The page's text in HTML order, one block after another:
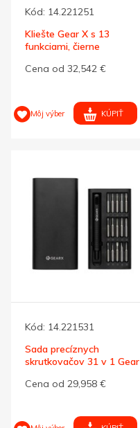
Kód: 14.221251
Kliešte Gear X s 13
funkciami, čierne
Cena od 32,542 €
Môj výber KÚPIŤ
Kód: 14.221531
Sada precíznych
skrutkovačov 31 v 1 Gear
Cena od 29,958 €